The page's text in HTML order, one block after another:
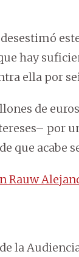
desestimó
hay
ella por
de
por
que acabe
Rauw
la